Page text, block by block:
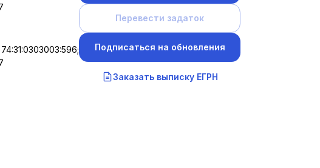
Перевести задаток
Подписаться на обновления
Заказать выписку ЕГРН